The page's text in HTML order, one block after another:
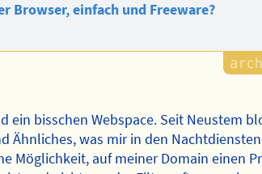
Browser, einfach und Freeware?
ein bisschen Webspace. Seit Neustem
Ähnliches, was mir in den
Möglichkeit, auf meiner Domain einen